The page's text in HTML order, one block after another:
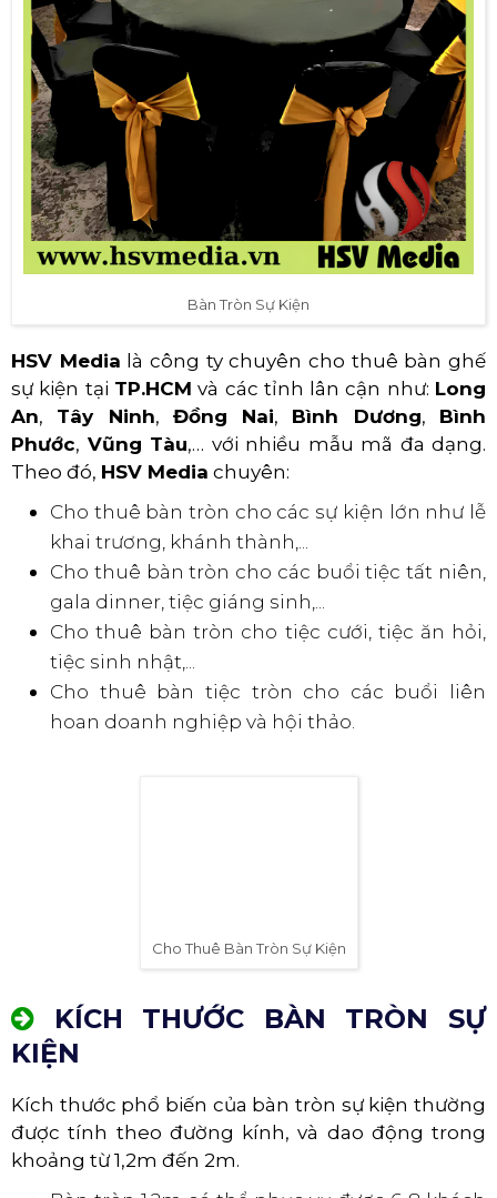
Bàn Tròn Sự Kiện
HSV Media là công ty chuyên cho thuê bàn ghế
sự kiện tại TP.HCM và các tỉnh lân cận như: Long
An, Tây Ninh, Đồng Nai, Bình Dương, Bình
Phước, Vũng Tàu,… với nhiều mẫu mã đa dạng.
Theo đó, HSV Media chuyên:
Cho thuê bàn tròn cho các sự kiện lớn như lễ
khai trương, khánh thành,...
Cho thuê bàn tròn cho các buổi tiệc tất niên,
gala dinner, tiệc giáng sinh,...
Cho thuê bàn tròn cho tiệc cưới, tiệc ăn hỏi,
tiệc sinh nhật,...
Cho thuê bàn tiệc tròn cho các buổi liên
hoan doanh nghiệp và hội thảo.